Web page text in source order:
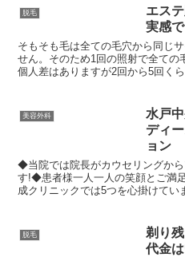
脱毛
エス
実感
そもそも毛は全ての毛穴から同じ
せん。そのため1回の照射で全ての
個人差はありますが2回から5回く
美容外科
水戸
ディ
ョン
◆当院では院長がカウセリングか
す!◆患者様一人一人の笑顔とご満
成クリニックでは5つを心掛けてい
脱毛
剃り
代金